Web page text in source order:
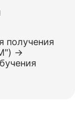
получения